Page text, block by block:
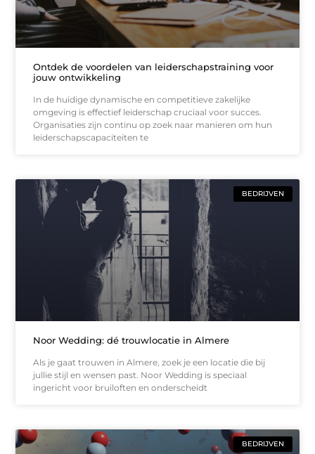
Ontdek de voordelen van leiderschapstraining voor
jouw ontwikkeling
In de huidige dynamische en competitieve zakelijke
omgeving is effectief leiderschap cruciaal voor succes.
Organisaties zijn continu op zoek naar manieren om hun
leiderschapscapaciteiten te
BEDRIJVEN
Noor Wedding: dé trouwlocatie in Almere
Als je gaat trouwen in Almere, zoek je een locatie die bij
jullie stijl en wensen past. Noor Wedding is speciaal
ingericht voor bruiloften en onderscheidt
BEDRIJVEN